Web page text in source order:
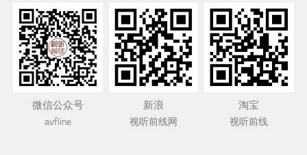
微信公众号
avfline
新浪
视听前线网
淘宝
视听前线